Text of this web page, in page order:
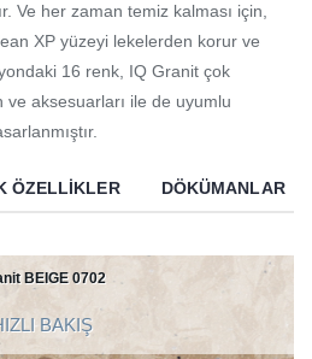
Ve her zaman temiz kalması için,
XP yüzeyi lekelerden korur ve
16 renk, IQ Granit çok
aksesuarları ile de uyumlu
ÖZELLIKLER DÖKÜMANLAR
BEIGE 0702
BAKIŞ